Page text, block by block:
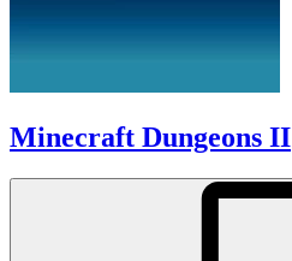
Minecraft Dungeons II